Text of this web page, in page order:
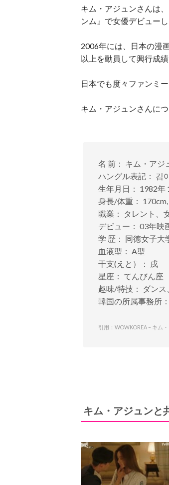
キム・アジュンさんは
ンム』で女優デビューし
2006年には、日本の漫
以上を動員して興行成
日本でも度々ファンミ
キム・アジュンさんに
名 前： キム・アジ
ハングル表記： 김
生年月日： 1982年
身長/体重：
職業： タレント、
デビュー： 03年映
学 歴： 同徳女子大
血液型： A型
干支(えと）： 戌
星座： てんびん座
趣味/特技： ダンス
韓国の所属事務所
引用：WOWKOREA – キム
キム・アジュンと